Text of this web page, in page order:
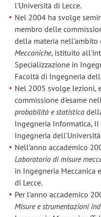
l'Università di Lecce.
Nel 2004 ha svolge
membro delle
della materia
Meccaniche, istituito
Specializzazione in
Facoltà di Ingegneria
Nel 2005 svolge lezioni,
commissione d'esame
probabilità e statistica
Ingegneria Informatica,
Ingegneria dell'Università
Nell'anno accademico
Laboratorio di misure
in Ingegneria Meccanica
di Lecce.
Per l'anno accademico
Misure e strumentazioni